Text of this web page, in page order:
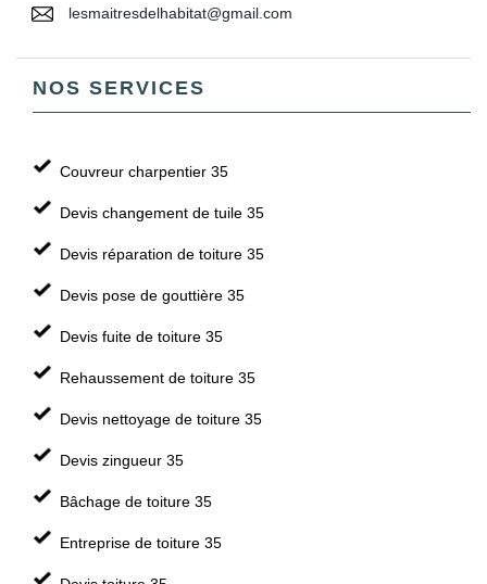
lesmaitresdelhabitat@gmail.com
NOS SERVICES
Couvreur charpentier 35
Devis changement de tuile 35
Devis réparation de toiture 35
Devis pose de gouttière 35
Devis fuite de toiture 35
Rehaussement de toiture 35
Devis nettoyage de toiture 35
Devis zingueur 35
Bâchage de toiture 35
Entreprise de toiture 35